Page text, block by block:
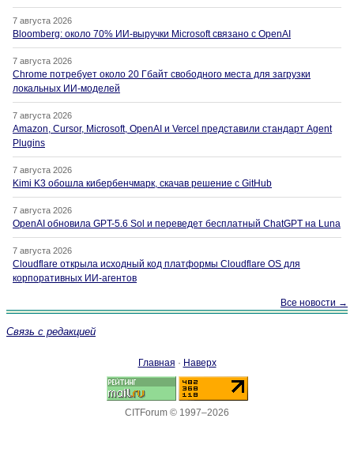
7 августа 2026
Bloomberg: около 70% ИИ-выручки Microsoft связано с OpenAI
7 августа 2026
Chrome потребует около 20 Гбайт свободного места для загрузки
локальных ИИ-моделей
7 августа 2026
Amazon, Cursor, Microsoft, OpenAI и Vercel представили стандарт Agent
Plugins
7 августа 2026
Kimi K3 обошла кибербенчмарк, скачав решение с GitHub
7 августа 2026
OpenAI обновила GPT-5.6 Sol и переведет бесплатный ChatGPT на Luna
7 августа 2026
Cloudflare открыла исходный код платформы Cloudflare OS для
корпоративных ИИ-агентов
Все новости →
Связь с редакцией
Главная · Наверх
CITForum © 1997–2026